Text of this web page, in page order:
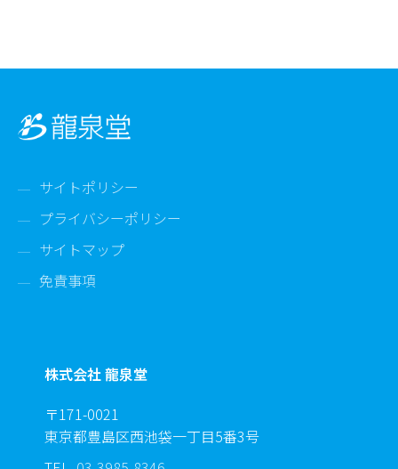
ゲ
シ
ンサイトポリシー
プライバシーポリシー
サイトマップ
免責事項
株式会社 龍泉堂
〒171-0021
東京都豊島区西池袋一丁目5番3号